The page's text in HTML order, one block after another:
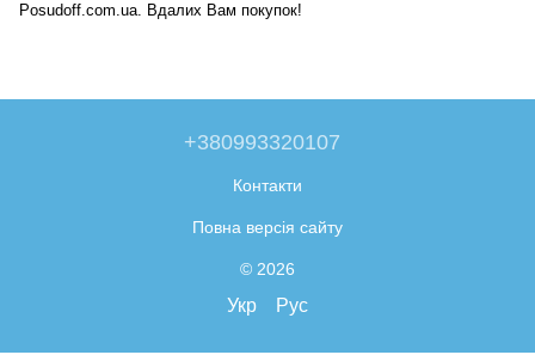
Posudoff.com.ua. Вдалих Вам покупок!
+380993320107
Контакти
Повна версія сайту
© 2026
Укр Рус